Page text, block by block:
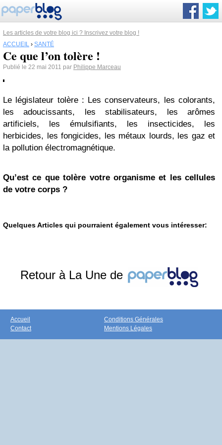
Les articles de votre blog ici ? Inscrivez votre blog !
ACCUEIL › SANTÉ
Ce que l’on tolère !
Publié le 22 mai 2011 par Philippe Marceau
Le législateur tolère : Les conservateurs, les colorants,
les adoucissants, les stabilisateurs, les arômes
artificiels, les émulsifiants, les insecticides, les
herbicides, les fongicides, les métaux lourds, les gaz et
la pollution électromagnétique.
Qu’est ce que tolère votre organisme et les cellules
de votre corps ?
Quelques Articles qui pourraient également vous intéresser:
Retour à La Une de
Accueil
Contact
Conditions Générales
Mentions Légales